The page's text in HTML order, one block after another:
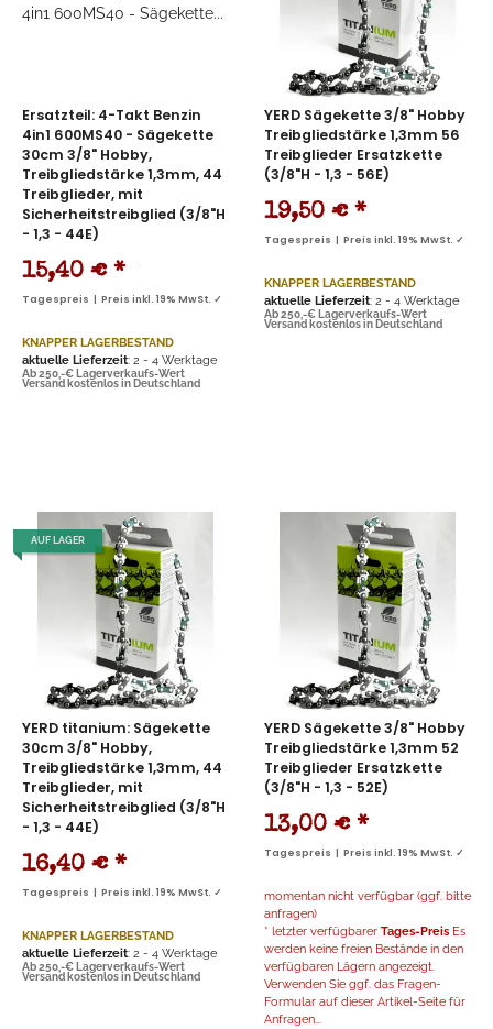
Ersatzteil: 4-Takt Benzin
4in1 600MS40 - Sägekette
30cm 3/8" Hobby,
Treibgliedstärke 1,3mm, 44
Treibglieder, mit
Sicherheitstreibglied (3/8"H
- 1,3 - 44E)
15,40 € *
Tagespreis | Preis inkl. 19% MwSt. ✓
KNAPPER LAGERBESTAND
aktuelle Lieferzeit: 2 - 4 Werktage
Ab 250,-€ Lagerverkaufs-Wert
Versand kostenlos in Deutschland
YERD Sägekette 3/8" Hobby
Treibgliedstärke 1,3mm 56
Treibglieder Ersatzkette
(3/8"H - 1,3 - 56E)
19,50 € *
Tagespreis | Preis inkl. 19% MwSt. ✓
KNAPPER LAGERBESTAND
aktuelle Lieferzeit: 2 - 4 Werktage
Ab 250,-€ Lagerverkaufs-Wert
Versand kostenlos in Deutschland
AUF LAGER
YERD titanium: Sägekette
30cm 3/8" Hobby,
Treibgliedstärke 1,3mm, 44
Treibglieder, mit
Sicherheitstreibglied (3/8"H
- 1,3 - 44E)
16,40 € *
Tagespreis | Preis inkl. 19% MwSt. ✓
KNAPPER LAGERBESTAND
aktuelle Lieferzeit: 2 - 4 Werktage
Ab 250,-€ Lagerverkaufs-Wert
Versand kostenlos in Deutschland
YERD Sägekette 3/8" Hobby
Treibgliedstärke 1,3mm 52
Treibglieder Ersatzkette
(3/8"H - 1,3 - 52E)
13,00 € *
Tagespreis | Preis inkl. 19% MwSt. ✓
momentan nicht verfügbar (ggf. bitte
anfragen)
* letzter verfügbarer Tages-Preis Es
werden keine freien Bestände in den
verfügbaren Lägern angezeigt.
Verwenden Sie ggf. das Fragen-
Formular auf dieser Artikel-Seite für
Anfragen...